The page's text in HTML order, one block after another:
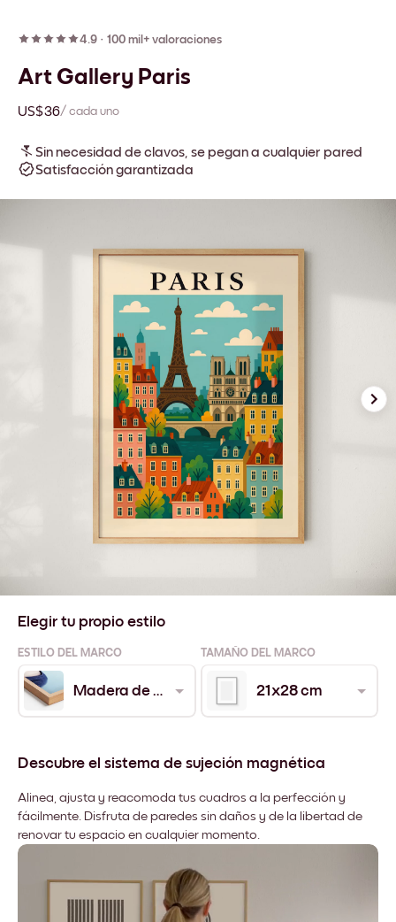
4.9 · 100 mil+ valoraciones
Art Gallery Paris
US$36/ cada uno
Sin necesidad de clavos, se pegan a cualquier pared
Satisfacción garantizada
Elegir tu propio estilo
ESTILO DEL MARCO TAMAÑO DEL MARCO
Madera de Roble 21x28 cm
Descubre el sistema de sujeción magnética
Alinea, ajusta y reacomoda tus cuadros a la perfección y
fácilmente. Disfruta de paredes sin daños y de la libertad de
renovar tu espacio en cualquier momento.